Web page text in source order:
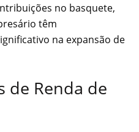
no basquete,
têm
na expansão de
de Renda de